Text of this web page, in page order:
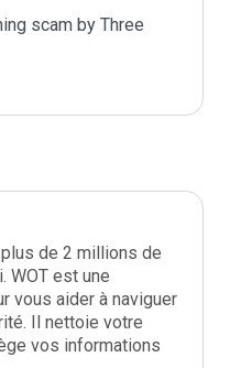
scam by Three
de 2 millions de
WOT est une
vous aider à naviguer
Il nettoie votre
vos informations